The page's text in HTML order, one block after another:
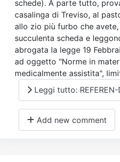
schede). A parte tutto,
casalinga di Treviso, al
allo zio più furbo che
succulenta scheda e
abrogata la legge 19
ad oggetto "Norme in
medicalmente assistita",
Leggi tutto: REFEREN-
Add new comment